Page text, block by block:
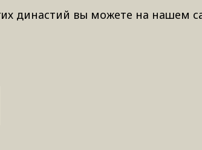
династий вы можете на нашем